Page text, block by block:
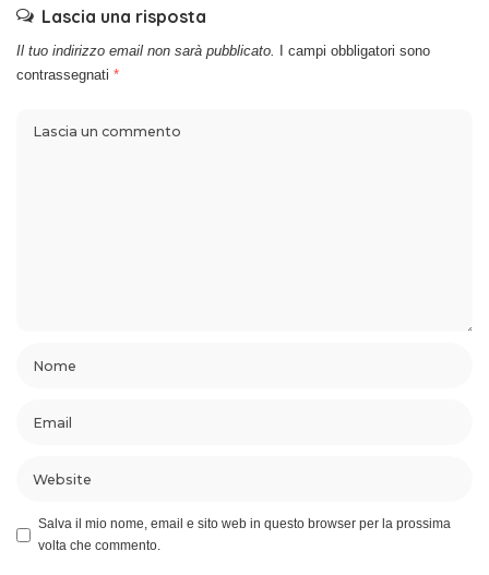
Lascia una risposta
Il tuo indirizzo email non sarà pubblicato.
I campi obbligatori sono
contrassegnati *
Salva il mio nome, email e sito web in questo browser per la prossima
volta che commento.